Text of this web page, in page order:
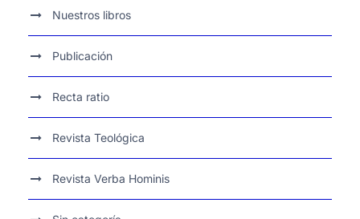
Nuestros libros
Publicación
Recta ratio
Revista Teológica
Revista Verba Hominis